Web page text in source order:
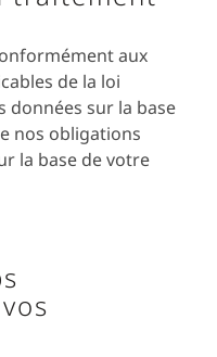
aux
de la loi
données sur la base
nos obligations
la base de votre